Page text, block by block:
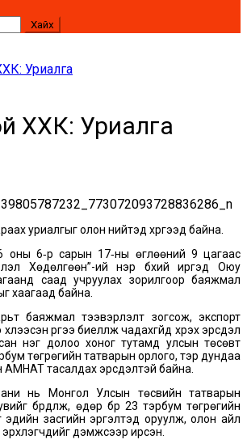
Уриалга
ХХК: Уриалга
уриалгыг олон нийтэд хүргээд байна.
оны 6‑р сарын 17‑ны өглөөний 9 цагаас
Хөдөлгөөн”-ий нэр бүхий иргэд Оюу
саад учруулах зорилгоор баяжмал
хаагаад байна.
баяжмал тээвэрлэлт зогсож, экспорт
үүргээ биелүүлж чадахгүйд хүрэх эрсдэл
нэг долоо хоног тутамд улсын төсөвт
төгрөгийн татварын орлого, тэр дундаа
АМНАТ тасалдах эрсдэлтэй байна.
нь Монгол Улсын төсвийн татварын
бүрдүүлж, өдөр бүр 23 тэрбум төгрөгийн
эдийн засгийн эргэлтэд оруулж, олон айл
эрхлэгчдийг дэмжсээр ирсэн.